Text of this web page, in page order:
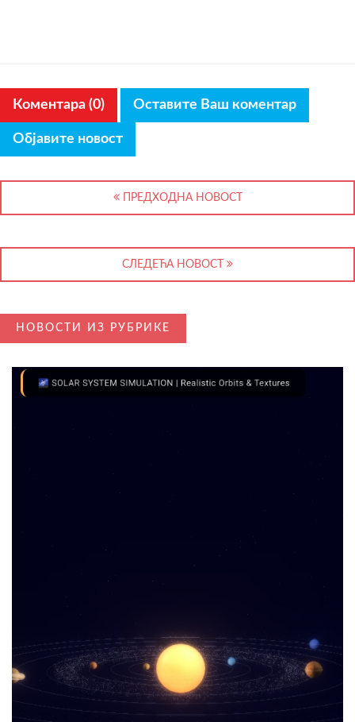
Коментара (0) Оставите Ваш коментар
Објавите новост
ПРЕДХОДНА НОВОСТ
СЛЕДЕЋА НОВОСТ
НОВОСТИ ИЗ РУБРИКЕ